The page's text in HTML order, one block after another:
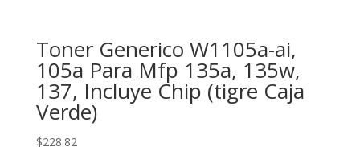
Toner Generico W1105a-ai,
105a Para Mfp 135a, 135w,
137, Incluye Chip (tigre Caja
Verde)
$228.82